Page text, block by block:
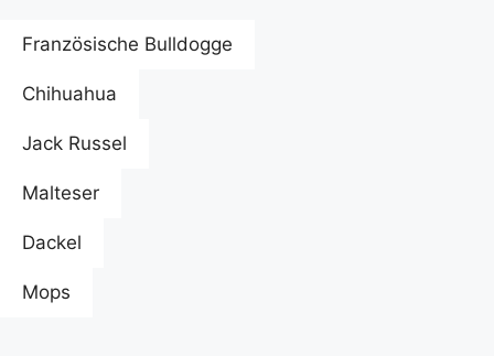
Französische Bulldogge
Chihuahua
Jack Russel
Malteser
Dackel
Mops